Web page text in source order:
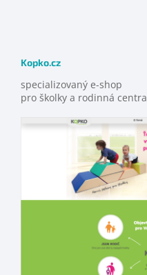
Kopko.cz
specializovaný e-shop
pro školky a rodinná centra